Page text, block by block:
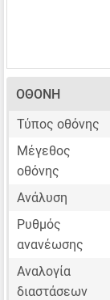
ΟΘΌΝΗ
Τύπος οθόνης
Μέγεθος
οθόνης
Ανάλυση
Ρυθμός
ανανέωσης
Αναλογία
διαστάσεων